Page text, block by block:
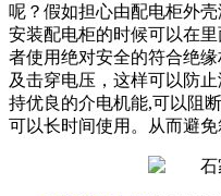
呢？假如担心由配电柜外
安装配电柜的时候可以在
者使用绝对安全的符合绝
及击穿电压，这样可以防
持优良的介电机能,可以阻
可以长时间使用。从而避免